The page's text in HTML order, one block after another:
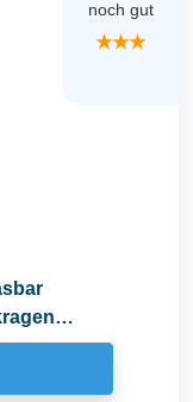
noch gut
★★★